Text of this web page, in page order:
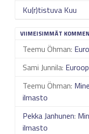
Ku(r)tistuva Kuu
VIIMEISIMMÄT
Teemu Öhman:
Sami Junnila:
Teemu Öhman:
ilmasto
Pekka Janhunen:
ilmasto